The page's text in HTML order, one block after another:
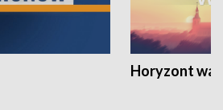
Horyzont